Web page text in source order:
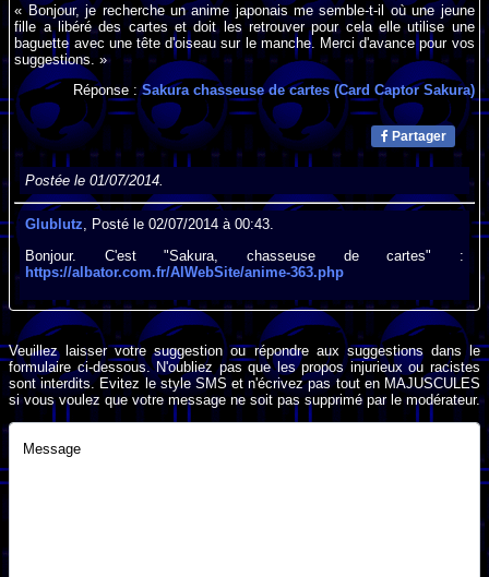
« Bonjour, je recherche un anime japonais me semble-t-il où une jeune
fille a libéré des cartes et doit les retrouver pour cela elle utilise une
baguette avec une tête d'oiseau sur le manche. Merci d'avance pour vos
suggestions. »
Réponse :Sakura chasseuse de cartes (Card Captor Sakura)
Partager
Postée le 01/07/2014.
Glublutz, Posté le 02/07/2014 à 00:43.
Bonjour. C'est "Sakura, chasseuse de cartes" :
https://albator.com.fr/AlWebSite/anime-363.php
Veuillez laisser votre suggestion ou répondre aux suggestions dans le
formulaire ci-dessous. N'oubliez pas que les propos injurieux ou racistes
sont interdits. Evitez le style SMS et n'écrivez pas tout en MAJUSCULES
si vous voulez que votre message ne soit pas supprimé par le modérateur.
Message